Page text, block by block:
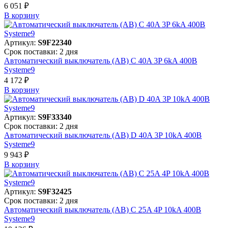
6 051 ₽
В корзинy
Артикул: S9F22340
Срок поставки: 2 дня
Автоматический выключатель (АВ) C 40A 3P 6kA 400В
Systeme9
4 172 ₽
В корзинy
Артикул: S9F33340
Срок поставки: 2 дня
Автоматический выключатель (АВ) D 40A 3P 10kA 400В
Systeme9
9 943 ₽
В корзинy
Артикул: S9F32425
Срок поставки: 2 дня
Автоматический выключатель (АВ) C 25A 4P 10kA 400В
Systeme9